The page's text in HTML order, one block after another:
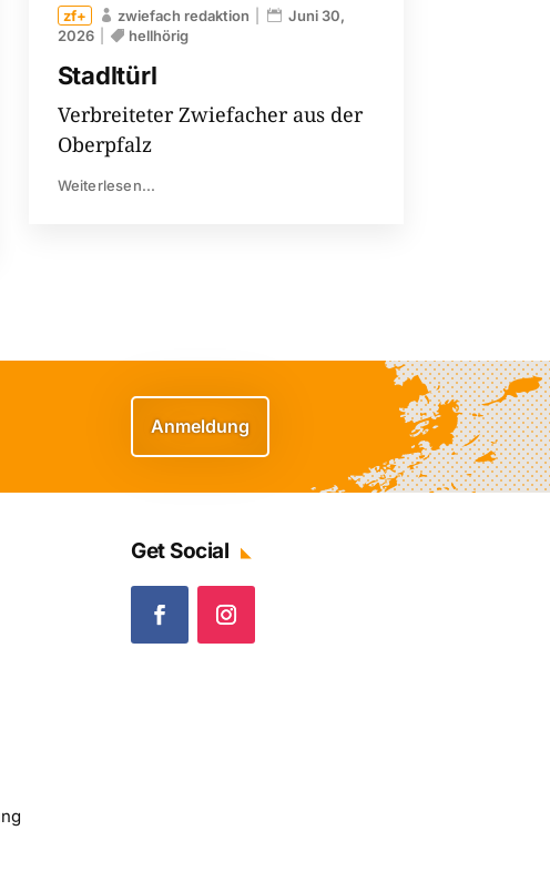
Stadltürl
zwiefach redaktion
Juni 30,
2026
hellhörig
Verbreiteter Zwiefacher aus der
Oberpfalz
Weiterlesen...
Anmeldung
Get Social